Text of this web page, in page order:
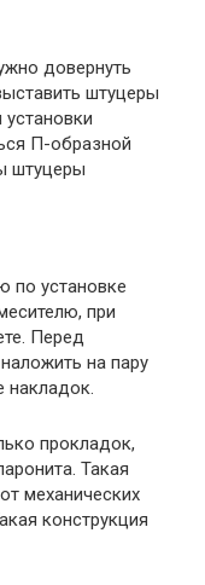
довернуть
штуцеры
П-образной
штуцеры
по установке
при
Перед
на пару
накладок.
прокладок,
Такая
механических
конструкция